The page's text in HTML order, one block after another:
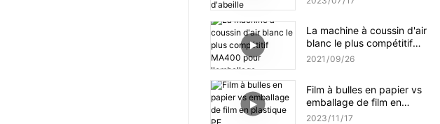
La machine à coussin d'air
blanc le plus compétitif
MA400 pour l'emballage
2021 09 26
Film à bulles en papier vs
emballage de film en
plastique PE
2023 11 17